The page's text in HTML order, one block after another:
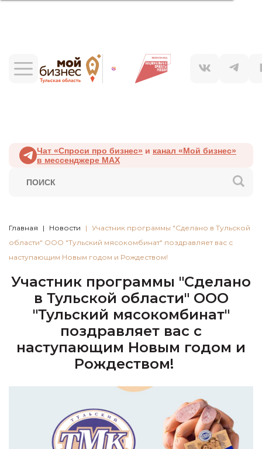
Чат «Спроси про бизнес» и канал «Мой бизнес»
в мессенджере MAX
Главная Новости
Участник программы "Сделано в Тульской
области" ООО "Тульский мясокомбинат" поздравляет вас с
наступающим Новым годом и Рождеством! ⠀
Участник программы "Сделано
в Тульской области" ООО
"Тульский мясокомбинат"
поздравляет вас с
наступающим Новым годом и
Рождеством! ⠀